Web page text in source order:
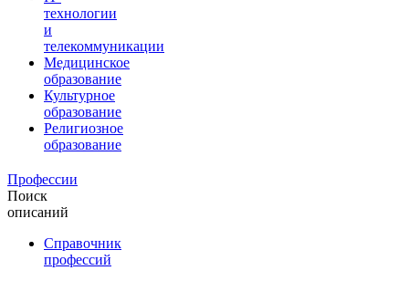
технологии
и
телекоммуникации
Медицинское
образование
Культурное
образование
Религиозное
образование
Профессии
Поиск
описаний
Справочник
профессий